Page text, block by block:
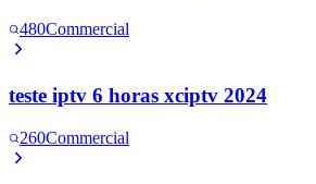
480Commercial
teste iptv 6 horas xciptv 2024
260Commercial